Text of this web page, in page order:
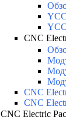
CNC
CNC
CNC
CNC Electric